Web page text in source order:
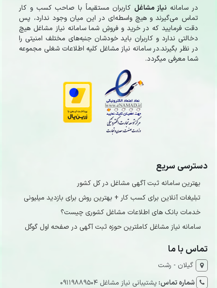
در سامانه نیاز مشاغل کاربران مستقیماً با صاحب کسب و کار
تماس می‌گیرند و هیچ واسطه‌ای در این میان وجود ندارد، پس
دقت فرمایید که در خرید و فروشِ شما سامانه نیاز مشاغل هیچ
دخالتی ندارد و کاربران باید خودشان جنبه‌های مختلف امنیتی را
در نظر بگیرند.در سامانه نیاز مشاغل کلیه اطلاعات شغلی مجموعه
شما معرفی میگردد.
دسترسی سریع
بهترین سامانه ثبت آگهی مشاغل در کل کشور
تبلیغات آنلاین برای کسب کار + بهترین روش برای بازدید میلیونی
خدمات بانک های اطلاعات مشاغل کشوری چیست؟
سامانه نیاز مشاغل کاملترین حوزه ثبت آگهی در صفحه اول گوگل
تماس با ما
گیلان - رشت
شماره تماس: پشتیبانی نیاز مشاغل 09119889504